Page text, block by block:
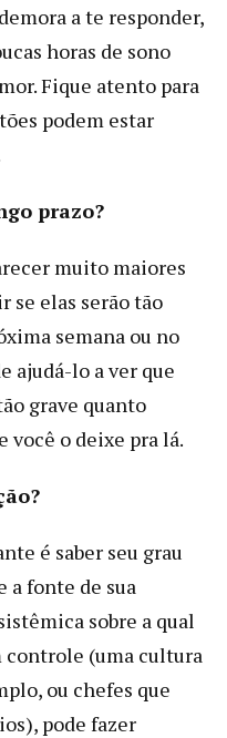
a te responder,
horas de sono
Fique atento para
podem estar
prazo?
muito maiores
se elas serão tão
semana ou no
ajudá-lo a ver que
grave quanto
você o deixe pra lá.
é saber seu grau
a fonte de sua
sobre a qual
controle (uma cultura
ou chefes que
pode fazer